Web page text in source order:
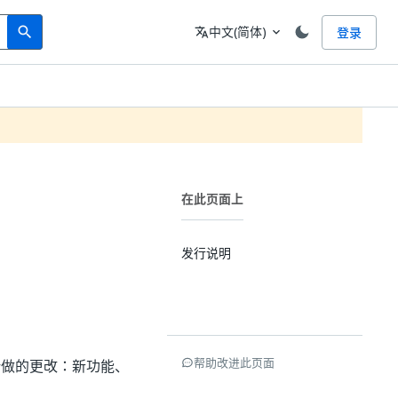
search
Search 语言
translate中文(简体) expand_more 登录
更改：新功能、
在此页面上
发行说明
帮助改进此页面